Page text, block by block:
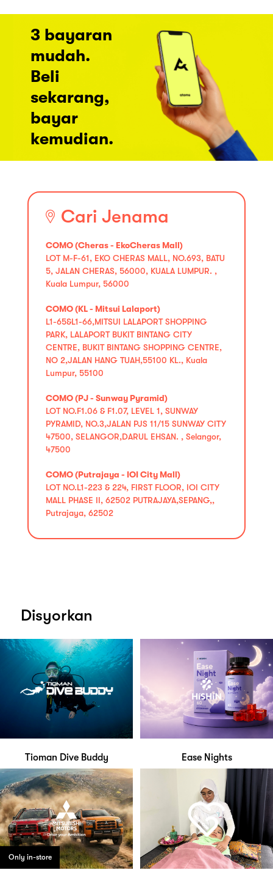
3 bayaran
mudah.
Beli
sekarang,
bayar
kemudian.
Cari Jenama
COMO (Cheras - EkoCheras Mall)
LOT M-F-61, EKO CHERAS MALL, NO.693, BATU
5, JALAN CHERAS, 56000, KUALA LUMPUR. ,
Kuala Lumpur, 56000
COMO (KL - Mitsui Lalaport)
L1-65&L1-66,MITSUI LALAPORT SHOPPING
PARK, LALAPORT BUKIT BINTANG CITY
CENTRE, BUKIT BINTANG SHOPPING CENTRE,
NO 2,JALAN HANG TUAH,55100 KL., Kuala
Lumpur, 55100
COMO (PJ - Sunway Pyramid)
LOT NO.F1.06 & F1.07, LEVEL 1, SUNWAY
PYRAMID, NO.3,JALAN PJS 11/15 SUNWAY CITY
47500, SELANGOR,DARUL EHSAN. , Selangor,
47500
COMO (Putrajaya - IOI City Mall)
LOT NO.L1-223 & 224, FIRST FLOOR, IOI CITY
MALL PHASE II, 62502 PUTRAJAYA,SEPANG,,
Putrajaya, 62502
Disyorkan
Tioman Dive Buddy Ease Nights
Only in-store